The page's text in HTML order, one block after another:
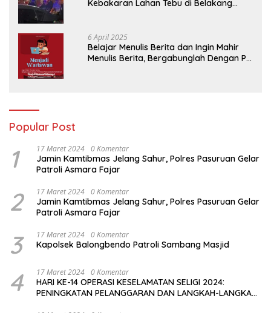
Kebakaran Lahan Tebu di Belakang
6 April 2025
Belajar Menulis Berita dan Ingin Mahir
Menulis Berita, Bergabunglah Dengan PT
Popular Post
1 17 Maret 2024 0 Komentar
Jamin Kamtibmas Jelang Sahur, Polres Pasuruan Gelar
Patroli Asmara Fajar
2 17 Maret 2024 0 Komentar
Jamin Kamtibmas Jelang Sahur, Polres Pasuruan Gelar
Patroli Asmara Fajar
3 17 Maret 2024 0 Komentar
Kapolsek Balongbendo Patroli Sambang Masjid
4 17 Maret 2024 0 Komentar
HARI KE-14 OPERASI KESELAMATAN SELIGI 2024:
PENINGKATAN PELANGGARAN DAN LANGKAH-LANGKAH